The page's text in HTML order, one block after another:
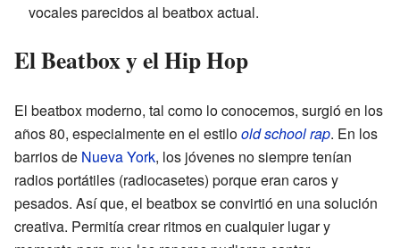
vocales parecidos al beatbox actual.
El Beatbox y el Hip Hop
El beatbox moderno, tal como lo conocemos, surgió en los
años 80, especialmente en el estiloold school rap. En los
barrios de Nueva York, los jóvenes no siempre tenían
radios portátiles (radiocasetes) porque eran caros y
pesados. Así que, el beatbox se convirtió en una solución
creativa. Permitía crear ritmos en cualquier lugar y